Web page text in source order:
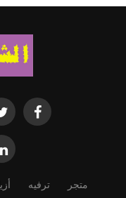
متجر ترفيه